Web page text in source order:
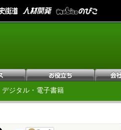
デジタル・電子書籍